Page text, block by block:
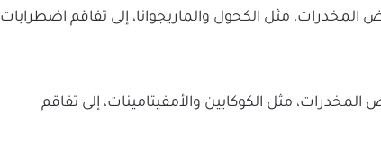
مثل الكحول والماريجوانا، إلى تفاقم اضطرابات
مثل الكوكايين والأمفيتامينات، إلى تفاقم